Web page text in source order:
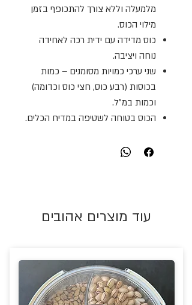
מלמעלה וללא צורך להתכופף בזמן
מילוי הכוס.
כוס מדידה עם ידית רכה לאחידה
נוחה ויציבה.
שני ערכי כמויות מסומנים – כמות
בכוסות (רבע כוס, חצי כוס וכדומה)
וכמות במ״ל.
הכוס בטוחה לשטיפה במדיח הכלים.
עוד מוצרים אהובים